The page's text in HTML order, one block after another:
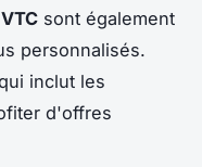
sont également
personnalisés.
inclut les
d'offres